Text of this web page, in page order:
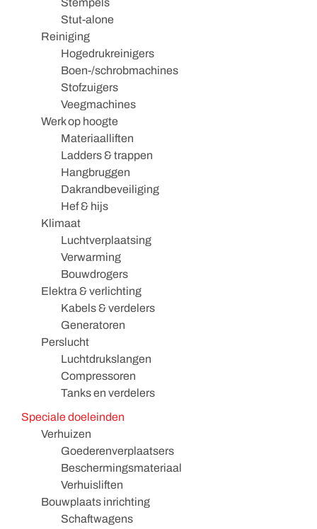
Stempels
Stut-alone
Reiniging
Hogedrukreinigers
Boen-/schrobmachines
Stofzuigers
Veegmachines
Werk op hoogte
Materiaalliften
Ladders & trappen
Hangbruggen
Dakrandbeveiliging
Hef & hijs
Klimaat
Luchtverplaatsing
Verwarming
Bouwdrogers
Elektra & verlichting
Kabels & verdelers
Generatoren
Perslucht
Luchtdrukslangen
Compressoren
Tanks en verdelers
Speciale doeleinden
Verhuizen
Goederenverplaatsers
Beschermingsmateriaal
Verhuisliften
Bouwplaats inrichting
Schaftwagens